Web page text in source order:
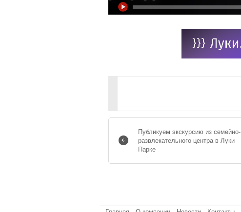
Публикуем экскурсию из семейно-
развлекательного центра в Луки
Парке